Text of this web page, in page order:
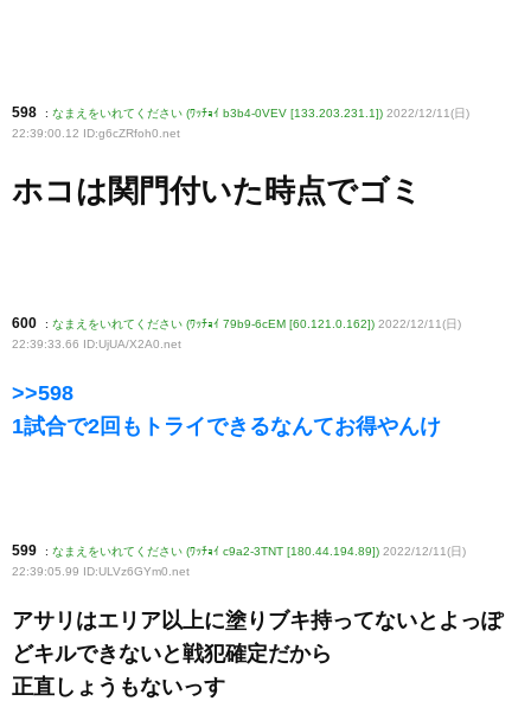
598 : なまえをいれてください (ﾜｯﾁｮｲ b3b4-0VEV [133.203.231.1]) 2022/12/11(日)
22:39:00.12 ID:g6cZRfoh0.net
ホコは関門付いた時点でゴミ
600 : なまえをいれてください (ﾜｯﾁｮｲ 79b9-6cEM [60.121.0.162]) 2022/12/11(日)
22:39:33.66 ID:UjUA/X2A0 .net
>>598
1試合で2回もトライできるなんてお得やんけ
599 : なまえをいれてください (ﾜｯﾁｮｲ c9a2-3TNT [180.44.194.89]) 2022/12/11(日)
22:39:05.99 ID:ULVz6GYm0 .net
アサリはエリア以上に塗りブキ持ってないとよっぽ
どキルできないと戦犯確定だから
正直しょうもないっす